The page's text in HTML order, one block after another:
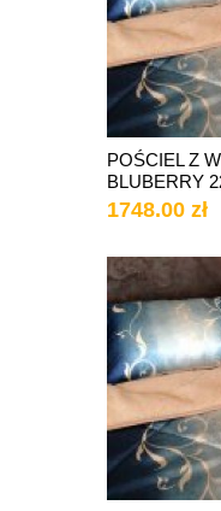
POŚCIEL Z
BLUBERRY
1748.00 zł